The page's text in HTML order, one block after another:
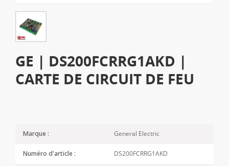
GE | DS200FCRRG1AKD |
CARTE DE CIRCUIT DE FEU
Marque : General Electric
Numéro d'article : DS200FCRRG1AKD